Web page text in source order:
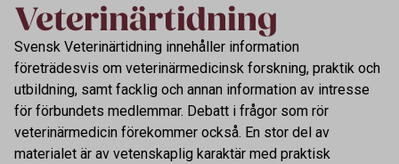
Svensk Veterinärtidning innehåller information
företrädesvis om veterinärmedicinsk forskning, praktik och
utbildning, samt facklig och annan information av intresse
för förbundets medlemmar. Debatt i frågor som rör
veterinärmedicin förekommer också. En stor del av
materialet är av vetenskaplig karaktär med praktisk